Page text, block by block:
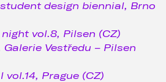
design biennial, Brno
vol.8, Pilsen (CZ)
Vestředu – Pilsen
Prague (CZ)